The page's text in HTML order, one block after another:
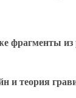
фрагменты из
и теория